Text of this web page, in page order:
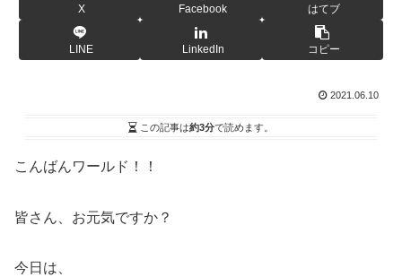
X Facebook はてブ
LINE LinkedIn コピー
2021.06.10
この記事は約3分で読めます。
こんばんワールド！！
皆さん、お元気ですか？
今日は、